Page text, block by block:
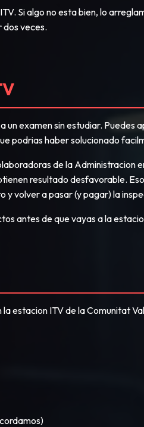
Si algo no esta bien, lo
dos veces.
un examen sin estudiar. Puedes
podrias haber solucionado
de la Administracion
resultado desfavorable.
y volver a pasar (y pagar) la
antes de que vayas a la
estacion ITV de la Comunitat